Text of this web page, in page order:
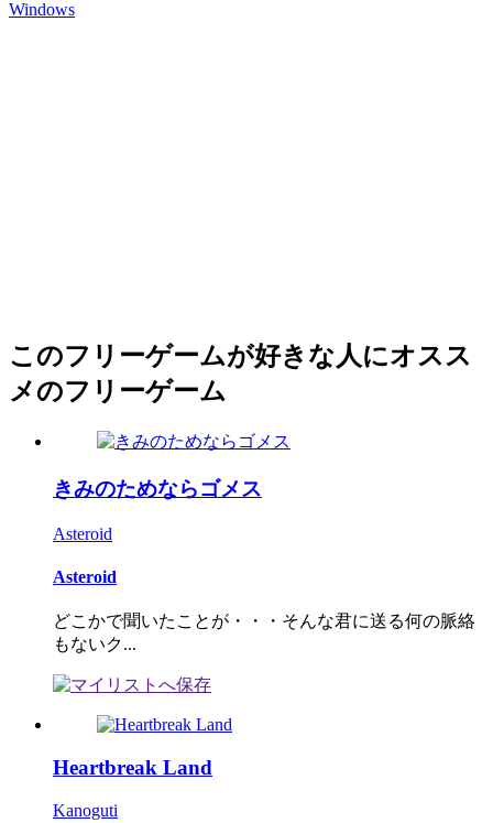
Windows
このフリーゲームが好きな人にオスス
メのフリーゲーム
きみのためならゴメス
Asteroid
Asteroid
どこかで聞いたことが・・・そんな君に送る何の脈絡
もないク...
Heartbreak Land
Kanoguti